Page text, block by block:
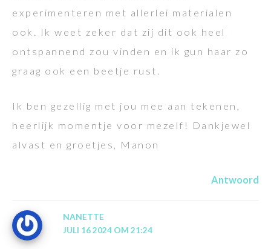
experimenteren met allerlei materialen
ook. Ik weet zeker dat zij dit ook heel
ontspannend zou vinden en ik gun haar zo
graag ook een beetje rust.
Ik ben gezellig met jou mee aan tekenen,
heerlijk momentje voor mezelf! Dankjewel
alvast en groetjes, Manon
Antwoord
NANETTE
JULI 16 2024 OM 21:24